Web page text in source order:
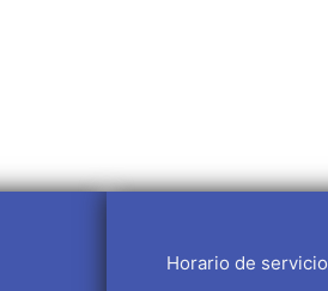
Horario de servicio